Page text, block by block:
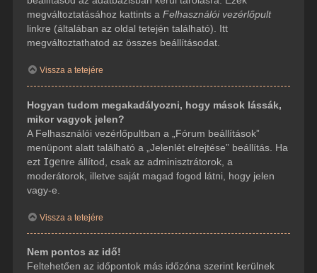
megváltoztatásához kattints a Felhasználói vezérlőpult
linkre (általában az oldal tetején található). Itt
megváltoztathatod az összes beállításodat.
Vissza a tetejére
Hogyan tudom megakadályozni, hogy mások lássák,
mikor vagyok jelen?
A Felhasználói vezérlőpultban a „Fórum beállítások”
menüpont alatt található a „Jelenlét elrejtése” beállítás. Ha
ezt Igenre állítod, csak az adminisztrátorok, a
moderátorok, illetve saját magad fogod látni, hogy jelen
vagy-e.
Vissza a tetejére
Nem pontos az idő!
Feltehetően az időpontok más időzóna szerint kerülnek